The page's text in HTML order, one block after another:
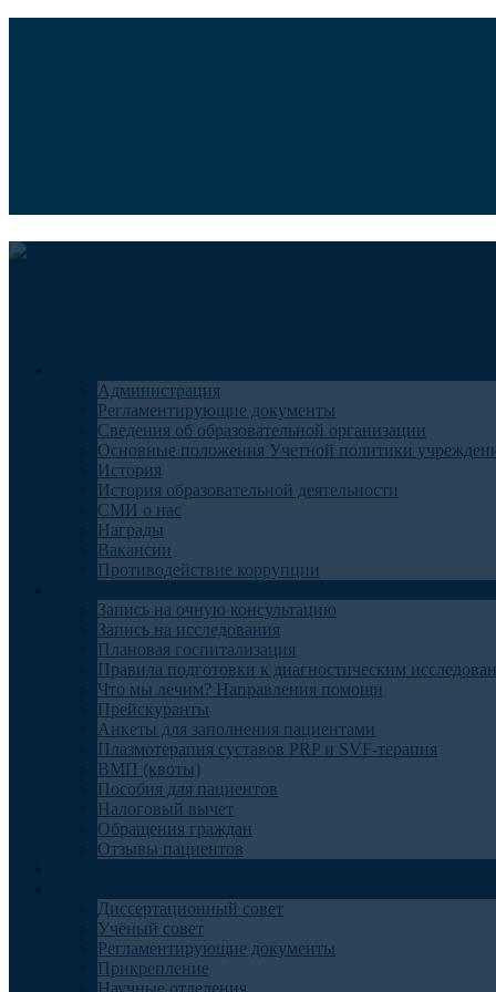
Администрация
Регламентирующие документы
Сведения об образовательной организации
Основные положения Учетной политики
История
История образовательной деятельности
СМИ о нас
Награды
Вакансии
Противодействие коррупции
Запись на очную консультацию
Запись на исследования
Плановая госпитализация
Правила подготовки к диагностическим
Что мы лечим? Направления помощи
Прейскуранты
Анкеты для заполнения пациентами
Плазмотерапия суставов PRP и SVF-терапия
ВМП (квоты)
Пособия для пациентов
Налоговый вычет
Обращения граждан
Отзывы пациентов
Диссертационный совет
Учёный совет
Регламентирующие документы
Прикрепление
Научные отделения